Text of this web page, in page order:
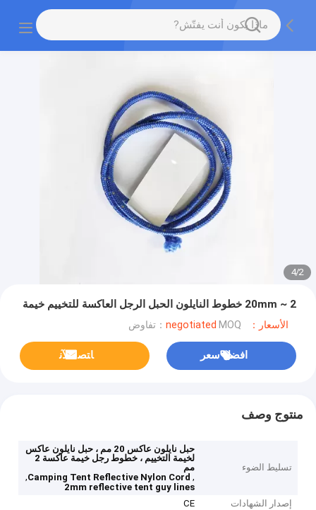
2
/
4
2 ~ 20mm خطوط النايلون الحبل الرجل العاكسة للتخييم خيمة
الأسعار：negotiated MOQ：تفاوض
افضل سعر ﺎﺘﺼﻟ ﺍﻶﻧ
منتوج وصف
تسليط الضوء
حبل نايلون عاكس 20 مم ، حبل نايلون عاكس
لخيمة التخييم ، خطوط رجل خيمة عاكسة 2
مم
,
Camping Tent Reflective Nylon Cord
,
2mm reflective tent guy lines
إصدار الشهادات
CE